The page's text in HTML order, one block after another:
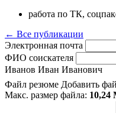
работа по ТК,
← Все публикации
Электронная почта
ФИО соискателя
Иванов Иван Иванович
Файл резюме Добавить
Макс. размер файла: 10,24